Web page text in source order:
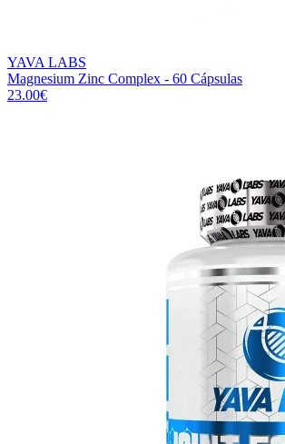
YAVA LABS
Magnesium Zinc Complex - 60 Cápsulas
23.00€